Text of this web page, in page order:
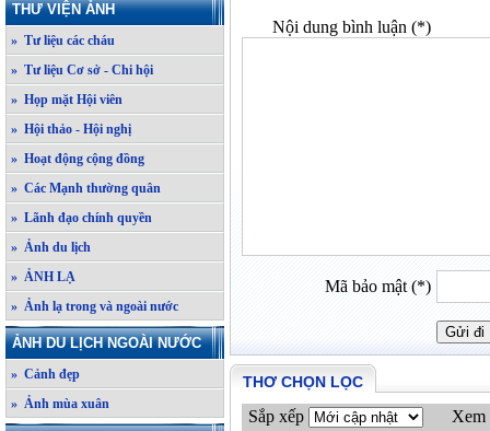
THƯ VIỆN ẢNH
» Tư liệu các cháu
» Tư liệu Cơ sở - Chi hội
» Họp mặt Hội viên
» Hội thảo - Hội nghị
» Hoạt động cộng đồng
» Các Mạnh thường quân
» Lãnh đạo chính quyền
» Ảnh du lịch
» ẢNH LẠ
» Ảnh lạ trong và ngoài nước
ẢNH DU LỊCH NGOÀI NƯỚC
» Cảnh đẹp
» Ảnh mùa xuân
Nội dung bình luận (*)
Mã bảo mật (*)
THƠ CHỌN LỌC
Sắp xếp Xem